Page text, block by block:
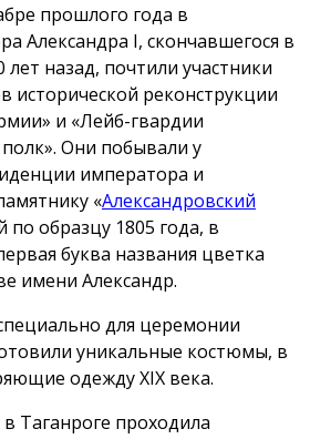
прошлого года в
Александра I, скончавшегося в
назад, почтили участники
исторической реконструкции
и «Лейб-гвардии
Они побывали у
императора и
«Александровский
по образцу 1805 года, в
буква названия цветка
имени Александр.
для церемонии
уникальные костюмы, в
одежду ХIX века.
Таганроге проходила